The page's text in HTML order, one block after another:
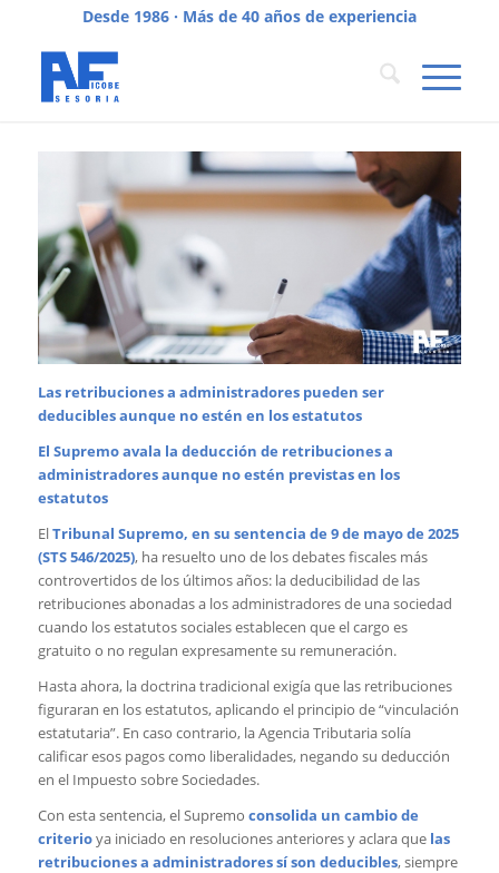
Desde 1986 · Más de 40 años de experiencia
Las retribuciones a administradores pueden ser
deducibles aunque no estén en los estatutos
El Supremo avala la deducción de retribuciones a
administradores aunque no estén previstas en los
estatutos
ElTribunal Supremo, en su sentencia de 9 de mayo de 2025
(STS 546/2025), ha resuelto uno de los debates fiscales más
controvertidos de los últimos años: la deducibilidad de las
retribuciones abonadas a los administradores de una sociedad
cuando los estatutos sociales establecen que el cargo es
gratuito o no regulan expresamente su remuneración.
Hasta ahora, la doctrina tradicional exigía que las retribuciones
figuraran en los estatutos, aplicando el principio de “vinculación
estatutaria”. En caso contrario, la Agencia Tributaria solía
calificar esos pagos como liberalidades, negando su deducción
en el Impuesto sobre Sociedades.
Con esta sentencia, el Supremo consolida un cambio de
criterioya iniciado en resoluciones anteriores y aclara que las
retribuciones a administradores sí son deducibles, siempre